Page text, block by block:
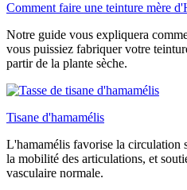
Comment faire une teinture mère
Notre guide vous expliquera
vous puissiez fabriquer votre
partir de la plante sèche.
Tisane d'hamamélis
L'hamamélis favorise la circulation
la mobilité des articulations, et
vasculaire normale.